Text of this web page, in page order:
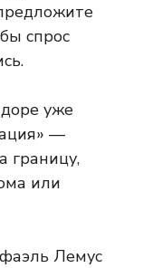
спрос
уже
—
границу,
или
Лемус